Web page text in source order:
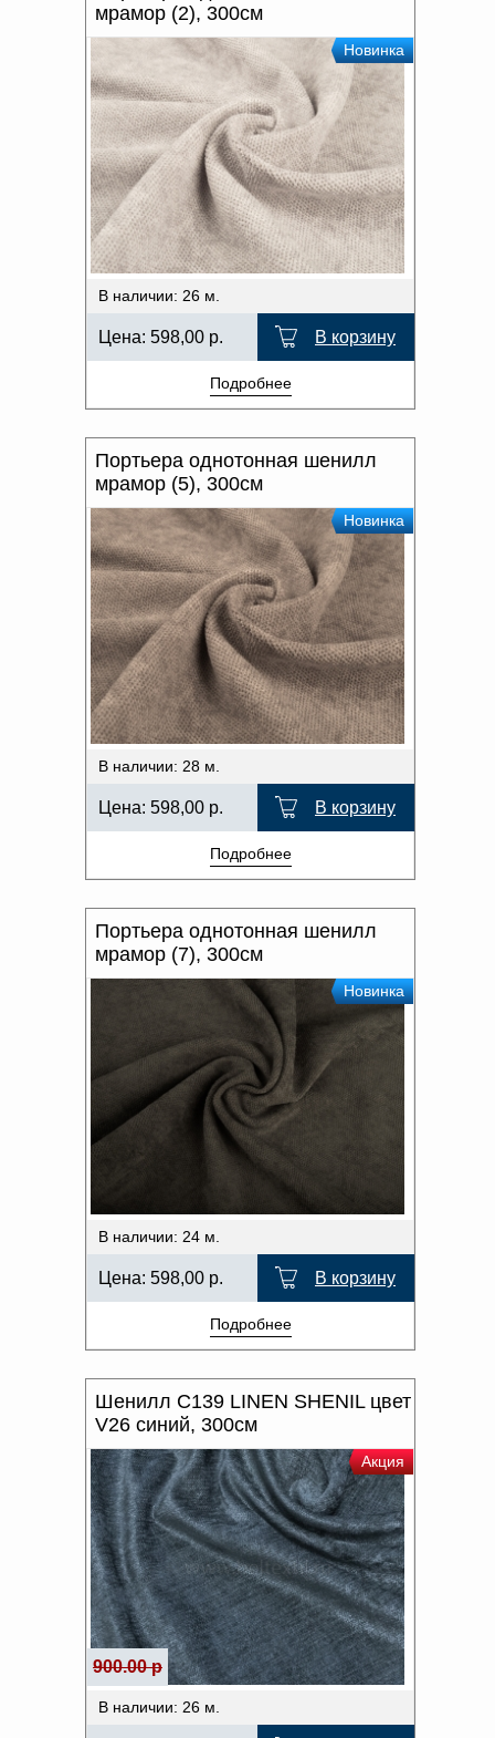
мрамор (2), 300см
Новинка
В наличии: 26 м.
Цена: 598,00 р. В корзину
Подробнее
Портьера однотонная шенилл
мрамор (5), 300см
Новинка
В наличии: 28 м.
Цена: 598,00 р. В корзину
Подробнее
Портьера однотонная шенилл
мрамор (7), 300см
Новинка
В наличии: 24 м.
Цена: 598,00 р. В корзину
Подробнее
Шенилл C139 LINEN SHENIL цвет
V26 синий, 300см
Акция
900.00 р
В наличии: 26 м.